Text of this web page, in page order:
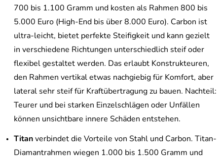
700 bis 1.100 Gramm und kosten als Rahmen 800 bis
5.000 Euro (High-End bis über 8.000 Euro). Carbon ist
ultra-leicht, bietet perfekte Steifigkeit und kann gezielt
in verschiedene Richtungen unterschiedlich steif oder
flexibel gestaltet werden. Das erlaubt Konstrukteuren,
den Rahmen vertikal etwas nachgiebig für Komfort, aber
lateral sehr steif für Kraftübertragung zu bauen. Nachteil:
Teurer und bei starken Einzelschlägen oder Unfällen
können unsichtbare innere Schäden entstehen.
Titan verbindet die Vorteile von Stahl und Carbon. Titan-
Diamantrahmen wiegen 1.000 bis 1.500 Gramm und